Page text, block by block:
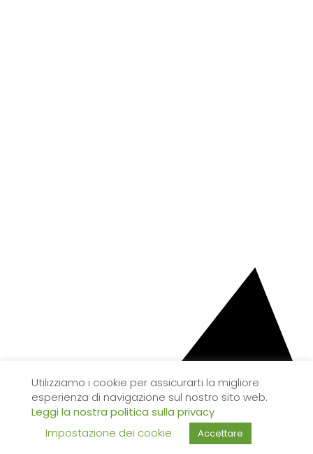
Utilizziamo i cookie per assicurarti la migliore
esperienza di navigazione sul nostro sito web.
Leggi la nostra politica sulla privacy
Impostazione dei cookie
Accettare